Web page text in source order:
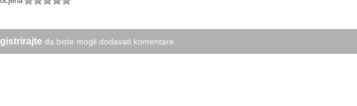
da biste mogli dodavati komentare.